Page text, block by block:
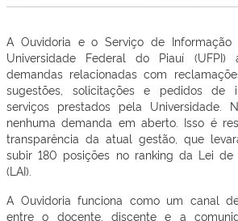
A Ouvidoria e o Serviço de Informação
Universidade Federal do Piauí (UFPI)
demandas relacionadas com
sugestões, solicitações e pedidos de
serviços prestados pela Universidade.
nenhuma demanda em aberto. Isso é
transparência da atual gestão, que
subir 180 posições no ranking da Lei de
(LAI).
A Ouvidoria funciona como um canal
entre o docente, discente e a